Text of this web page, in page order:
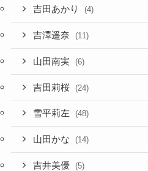
吉田あかり (4)
吉澤遥奈 (11)
山田南実 (6)
吉田莉桜 (24)
雪平莉左 (48)
山田かな (14)
吉井美優 (5)